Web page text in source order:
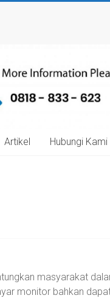
Artikel Hubungi Kami
masyarakat
monitor bahkan